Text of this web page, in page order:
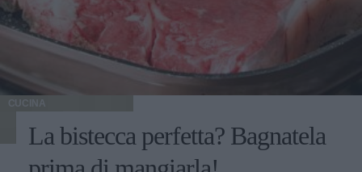
CUCINA
La bistecca perfetta? Bagnatela